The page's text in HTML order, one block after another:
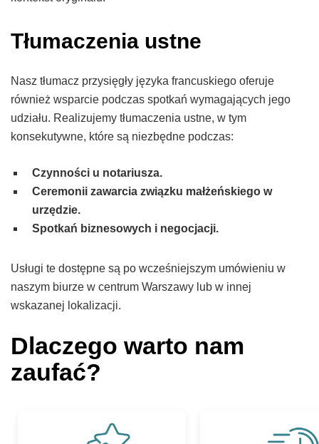
Tłumaczenia ustne
Nasz tłumacz przysięgły języka francuskiego oferuje
również wsparcie podczas spotkań wymagających jego
udziału. Realizujemy tłumaczenia ustne, w tym
konsekutywne, które są niezbędne podczas:
Czynności u notariusza.
Ceremonii zawarcia związku małżeńskiego w
urzędzie.
Spotkań biznesowych i negocjacji.
Usługi te dostępne są po wcześniejszym umówieniu w
naszym biurze w centrum Warszawy lub w innej
wskazanej lokalizacji.
Dlaczego warto nam
zaufać?